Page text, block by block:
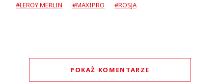
#LEROY MERLIN #MAXIPRO #ROSJA
POKAŻ KOMENTARZE